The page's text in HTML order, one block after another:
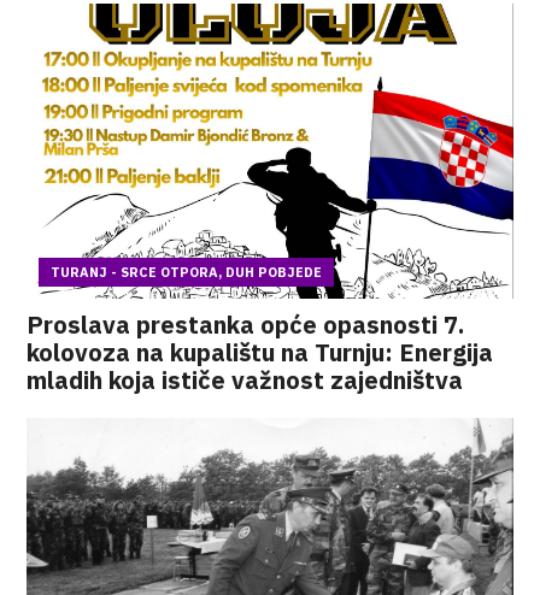
TURANJ - SRCE OTPORA, DUH POBJEDE
Proslava prestanka opće opasnosti 7.
kolovoza na kupalištu na Turnju: Energija
mladih koja ističe važnost zajedništva